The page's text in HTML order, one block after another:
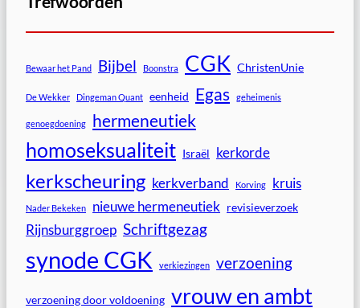
Bewaar het Pand Bijbel Boonstra CGK ChristenUnie
De Wekker Dingeman Quant eenheid Egas geheimenis
genoegdoening hermeneutiek
homoseksualiteit Israël kerkorde
kerkscheuring kerkverband Korving kruis
Nader Bekeken nieuwe hermeneutiek revisieverzoek
Rijnsburggroep Schriftgezag
synode CGK verkiezingen verzoening
verzoening door voldoening vrouw en ambt